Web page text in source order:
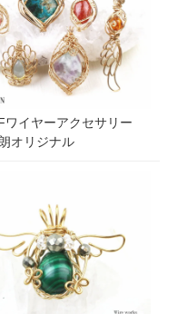
ワイヤーアクセサリー
オリジナル